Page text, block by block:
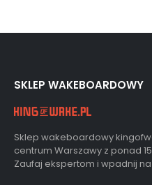
SKLEP WAKEBOARDOWY
Sklep wakeboardowy
centrum Warszawy z ponad
Zaufaj ekspertom i wpadnij